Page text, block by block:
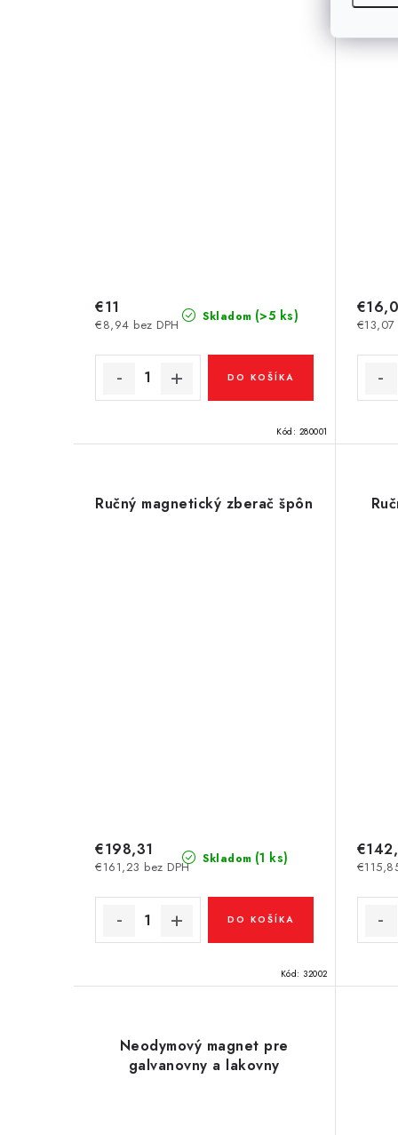
Skladom (>5 ks)
€8,94 bez DPH
€11
DO KOŠÍKA
Kód: 280001
€13,07
Ručný magnetický zberač špôn
Skladom (1 ks)
€161,23 bez DPH
€198,31
DO KOŠÍKA
Kód: 32002
Neodymový magnet pre
galvanovny a lakovny